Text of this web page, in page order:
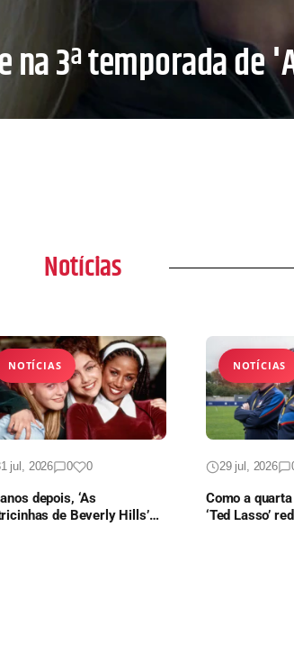
3ª temporada de
Notícias
NOTÍCIAS
jul, 2026 0 0
depois, ‘As
de Beverly Hills’
NOTÍCIAS
29 jul, 2026
Como a
‘Ted Lasso’